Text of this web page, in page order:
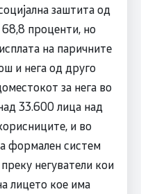
заштита од
проценти, но
на паричните
и нега од друго
за нега во
33.600 лица над
и во
формален систем
негуватели кои
лицето кое има